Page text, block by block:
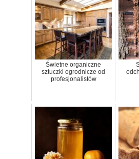
Świetne organiczne
sztuczki ogrodnicze od
profesjonalistów